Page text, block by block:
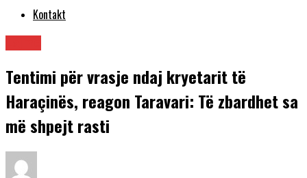
Kontakt
Tentimi për vrasje ndaj kryetarit të
Haraçinës, reagon Taravari: Të zbardhet sa
më shpejt rasti